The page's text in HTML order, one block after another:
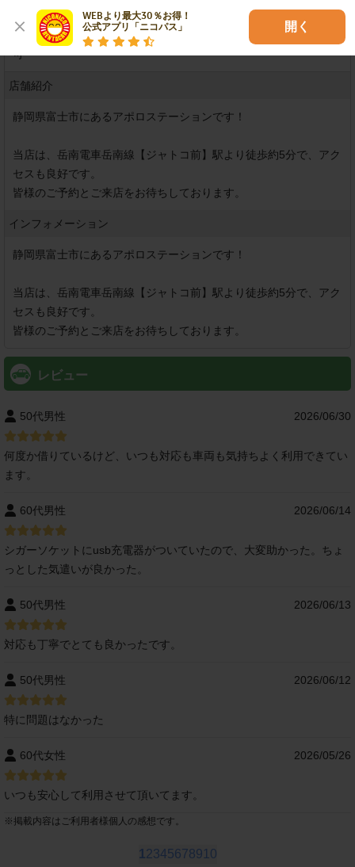
WEBより最大30％お得！
公式アプリ「ニコパス」
開く
店舗での現金決済
可
店舗紹介
静岡県富士市にあるアポロステーションです！
当店は、岳南電車岳南線【ジャトコ前】駅より徒歩約5分で、アク
セスも良好です。
皆様のご予約とご来店をお待ちしております。
インフォメーション
静岡県富士市にあるアポロステーションです！
当店は、岳南電車岳南線【ジャトコ前】駅より徒歩約5分で、アク
セスも良好です。
皆様のご予約とご来店をお待ちしております。
レビュー
50代男性 2026/06/30
何度か借りているけど、いつも対応も車両も気持ちよく利用できてい
ます。
60代男性 2026/06/14
シガーソケットにusb充電器がついていたので、大変助かった。ちょ
っとした気遣いが良かった。
50代男性 2026/06/13
対応も丁寧でとても良かったです。
50代男性 2026/06/12
特に問題はなかった
60代女性 2026/05/26
いつも安心して利用させて頂いてます。
※ 掲載内容はご利用者様個人の感想です。
1 2345678910